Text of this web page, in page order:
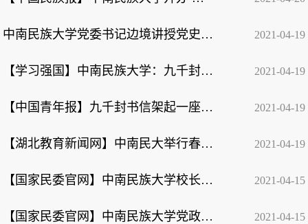
中南民族大学党委书记边境讲授党史学习教育专题党课 2021-04-19
【学习强国】中南民族大学：九千封书信架起一座“连心桥” 2021-04-19
【中国青年报】九千封书信架起一座“连心桥” 2021-04-19
【湖北教育新闻网】中南民大举行春季招聘会，暖心服务助力应届生顺利就业 2021-04-19
【国家民委官网】中南民族大学校长李金林讲授党史学习教育专题党课 2021-04-15
【国家民委官网】中南民族大学党政办公室获评“湖北省脱贫攻坚先进集体” 2021-04-15